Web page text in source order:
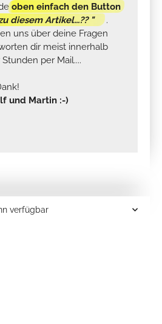
oben einfach den Button
diesem Artikel...?? "
.
uns über deine Fragen
dir meist innerhalb
per Mail....
und Martin :-)
verfügbar